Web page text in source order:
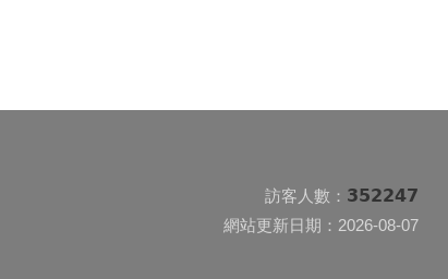
訪客人數： 352247
網站更新日期：2026-08-07